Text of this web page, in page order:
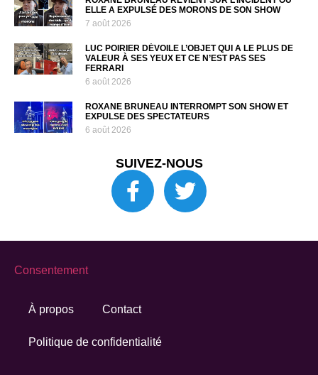
ELLE A EXPULSÉ DES MORONS DE SON SHOW
7 août 2026
LUC POIRIER DÉVOILE L’OBJET QUI A LE PLUS DE
VALEUR À SES YEUX ET CE N’EST PAS SES
FERRARI
6 août 2026
ROXANE BRUNEAU INTERROMPT SON SHOW ET
EXPULSE DES SPECTATEURS
6 août 2026
SUIVEZ-NOUS
À propos Contact
Politique de confidentialité
Consentement